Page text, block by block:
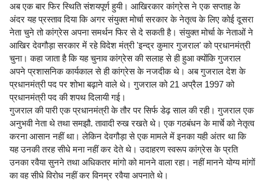
अब एक बार फिर स्थिति संशयपूर्ण हुयी। आखिरकार कांग्रेस ने एक सप्ताह के
अंदर यह प्रस्ताव दिया कि अगर संयुक्त मोर्चा सरकार के नेतृत्व के लिए कोई दूसरा
नेता चुने तो कांग्रेस अपना समर्थन फिर से दे सकती है। संयुक्त मोर्चा के नेताओं ने
आखिर देवगौड़ा सरकार में रहे विदेश मंत्री 'इन्द्र कुमार गुजराल' को प्रधानमंत्री
चुना। कहा जाता है कि यह चुनाव कांग्रेस की सलाह से ही हुआ क्योंकि गुजराल
अपने प्रशासनिक कार्यकाल से ही कांग्रेस के नजदीक थे। अब गुजराल देश के
प्रधानमंत्री पद पर शोभा बढ़ाने वाले थे। गुजराल को 21 अप्रैल 1997 को
प्रधानमंत्री पद की शपथ दिलायी गई।
गुजराल की पारी एक प्रधानमंत्री के तौर पर सिर्फ डेढ़ साल की रही। गुजराल एक
अनुभवी नेता थे तथा समझौ. तावादी रुख रखते थे। एक गठबंधन के मार्चे को नेतृत्व
करना आसान नहीं था। लेकिन देवगौड़ा से एक मामले में इनका यही अंतर था कि
यह उनकी तरह सीधे मना नहीं कर देते थे। उदाहरण स्वरूप कांग्रेस के प्रति
उनका रवैया सुनने तथा अधिकतर मांगो को मानने वाला रहा। नहीं मानने योग्य मांगों
का वह सीधे विरोध नहीं कर विनम्र रवैया अपनाते थे।